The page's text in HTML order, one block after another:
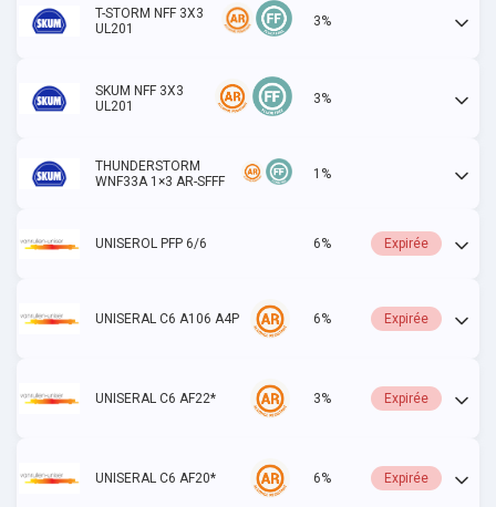
T-STORM NFF 3X3
UL201
3%
SKUM NFF 3X3
UL201
3%
THUNDERSTORM
WNF33A 1×3 AR-SFFF
1%
UNISEROL PFP 6/6 6% Expirée
UNISERAL C6 A106 A4P 6% Expirée
UNISERAL C6 AF22* 3% Expirée
UNISERAL C6 AF20* 6% Expirée